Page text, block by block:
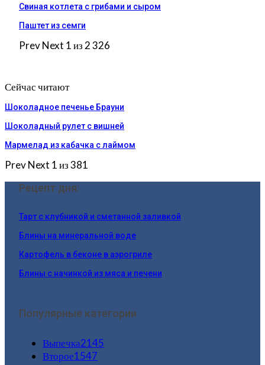
Свиная котлета с грибами и сыром
Паштет из семги
PrevNext 1 из 2 326
Сейчас читают
Шоколадное печенье Брауни
Шоколадный рулет с вишней
Мармелад из кабачка с лаймом
PrevNext 1 из 381
Рецепт дня:
Тарт с клубникой и сметанной заливкой
Блины на минеральной воде
Картофель в беконе в аэрогриле
Блины с начинкой из мяса и печени
Популярные категории
Выпечка2145
Второе1547